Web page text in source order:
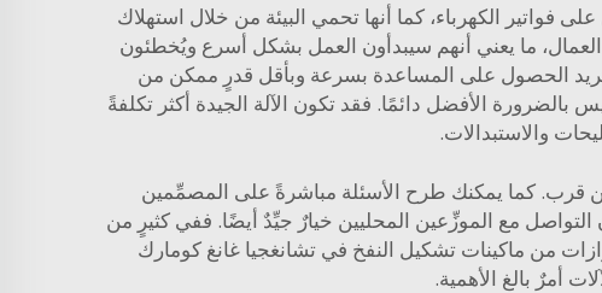
فواتير الكهرباء، كما أنها تحمي البيئة من خلال استهلاك
ما يعني أنهم سيبدأون العمل بشكل أسرع ويُخطئون
الحصول على المساعدة بسرعة وبأقل قدرٍ ممكن من
الأفضل دائمًا. فقد تكون الآلة الجيدة أكثر تكلفةً
والاستبدالات.
عن قرب. كما يمكنك طرح الأسئلة مباشرةً على المصمِّمين
التواصل مع الموزِّعين المحليين خيارٌ جيِّدٌ أيضًا. ففي كثيرٍ من
من ماكينات تشكيل النفخ في تشانغجيا غانغ كومارك
أمرٌ بالغ الأهمية.